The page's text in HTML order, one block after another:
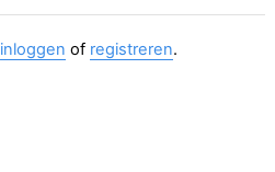
inloggen of registreren.